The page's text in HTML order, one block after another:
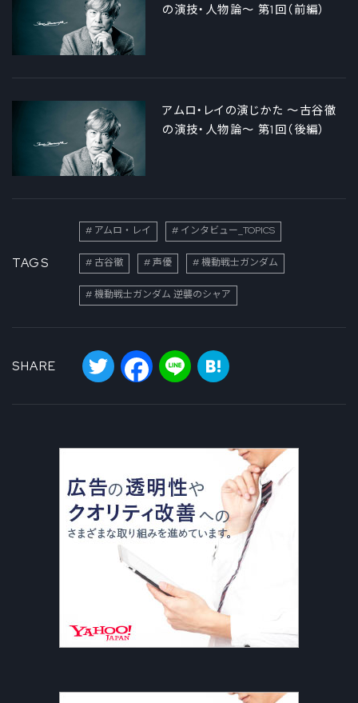
の演技・人物論～ 第1回（前編）
アムロ・レイの演じかた ～古谷徹
の演技・人物論～ 第1回（後編）
TAGS
アムロ・レイ インタビュー_TOPICS
古谷徹 声優 機動戦士ガンダム
機動戦士ガンダム 逆襲のシャア
SHARE
Twitter Facebook
Line